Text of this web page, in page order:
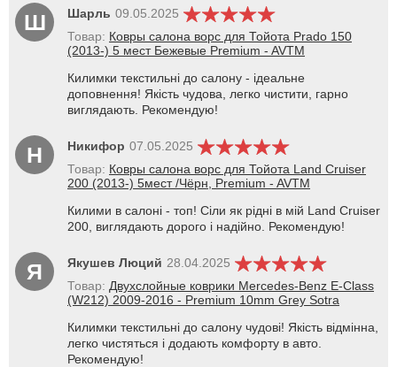
Ш Шарль 09.05.2025
Товар: Ковры салона ворс для Тойота Prado 150
(2013-) 5 мест Бежевые Premium - AVTM
Килимки текстильні до салону - ідеальне
доповнення! Якість чудова, легко чистити, гарно
виглядають. Рекомендую!
Н Никифор 07.05.2025
Товар: Ковры салона ворс для Тойота Land Cruiser
200 (2013-) 5мест /Чёрн, Premium - AVTM
Килими в салоні - топ! Сіли як рідні в мій Land Cruiser
200, виглядають дорого і надійно. Рекомендую!
Я Якушев Люций 28.04.2025
Товар: Двухслойные коврики Mercedes-Benz E-Class
(W212) 2009-2016 - Premium 10mm Grey Sotra
Килимки текстильні до салону чудові! Якість відмінна,
легко чистяться і додають комфорту в авто.
Рекомендую!